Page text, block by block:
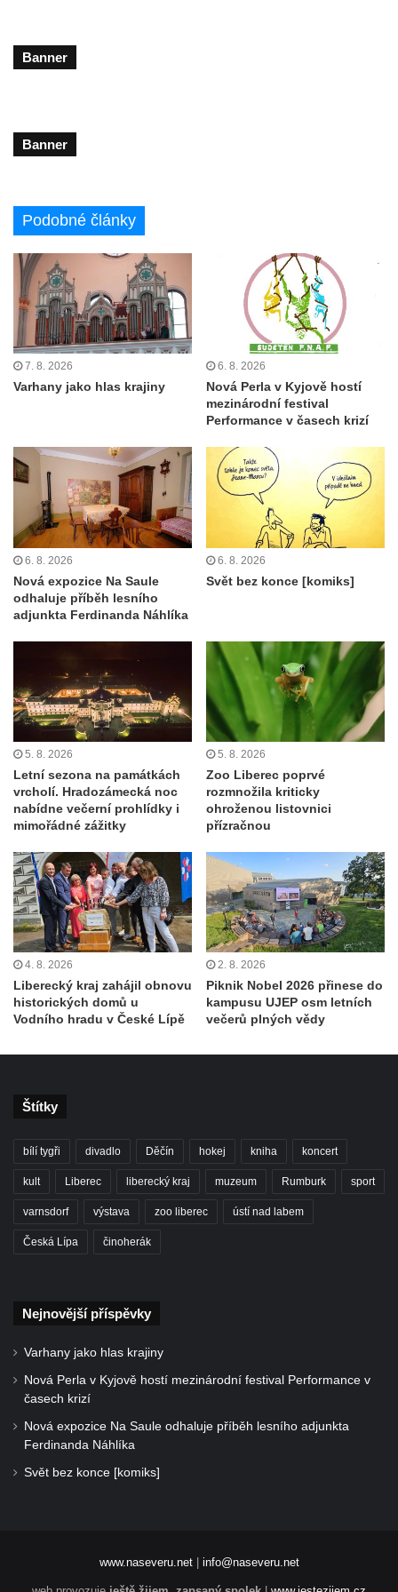
Banner
Banner
Podobné články
7. 8. 2026
Varhany jako hlas krajiny
6. 8. 2026
Nová Perla v Kyjově hostí
mezinárodní festival
Performance v časech krizí
6. 8. 2026
Nová expozice Na Saule
odhaluje příběh lesního
adjunkta Ferdinanda Náhlíka
6. 8. 2026
Svět bez konce [komiks]
5. 8. 2026
Letní sezona na památkách
vrcholí. Hradozámecká noc
nabídne večerní prohlídky i
mimořádné zážitky
5. 8. 2026
Zoo Liberec poprvé
rozmnožila kriticky
ohroženou listovnici
přízračnou
4. 8. 2026
Liberecký kraj zahájil obnovu
historických domů u
Vodního hradu v České Lípě
2. 8. 2026
Piknik Nobel 2026 přinese do
kampusu UJEP osm letních
večerů plných vědy
Štítky
bílí tygři divadlo Děčín hokej kniha koncert
kult Liberec liberecký kraj muzeum Rumburk sport
varnsdorf výstava zoo liberec ústí nad labem
Česká Lípa činoherák
Nejnovější příspěvky
Varhany jako hlas krajiny
Nová Perla v Kyjově hostí mezinárodní festival Performance v
časech krizí
Nová expozice Na Saule odhaluje příběh lesního adjunkta
Ferdinanda Náhlíka
Svět bez konce [komiks]
www.naseveru.net| info@naseveru.net